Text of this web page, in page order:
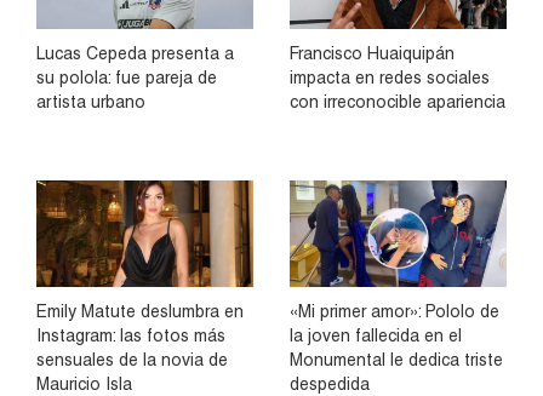
Lucas Cepeda presenta a
su polola: fue pareja de
artista urbano
Francisco Huaiquipán
impacta en redes sociales
con irreconocible apariencia
Emily Matute deslumbra en
Instagram: las fotos más
sensuales de la novia de
Mauricio Isla
«Mi primer amor»: Pololo de
la joven fallecida en el
Monumental le dedica triste
despedida